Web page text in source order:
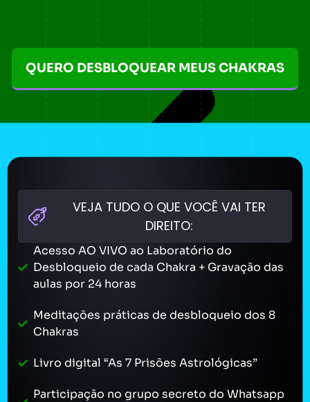
QUERO DESBLOQUEAR MEUS CHAKRAS
VEJA TUDO O QUE VOCÊ VAI TER
DIREITO:
Acesso AO VIVO ao Laboratório do
Desbloqueio de cada Chakra + Gravação das
aulas por 24 horas
Meditações práticas de desbloqueio dos 8
Chakras
Livro digital “As 7 Prisões Astrológicas”
Participação no grupo secreto do Whatsapp